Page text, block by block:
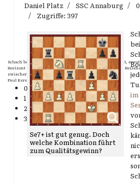
Schach bereichert den Menschen in kulturvoller Hinsicht,
Horizont und fördert die Entwicklung freundschaftlicher
zwischen den Menschen.
Paul Keres
0
1
2
3
Daniel Platz SSC Annaburg
Zugriffe: 397
Se7+ ist gut genug. Doch
welche Kombination führt
zum Qualitätsgewinn?